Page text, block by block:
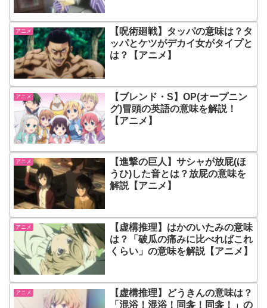
アニメ
【呪術廻戦】タッパの意味は？タ
ッパとケツがデカイ女がタイプと
は？【アニメ】
アニメ
【ブレンド・S】OP(オープニン
グ)冒頭の英語の意味を解説！
【アニメ】
アニメ
【進撃の巨人】サシャが放屁(ほ
うひ)した音とは？放屁の意味を
解説【アニメ】
アニメ
【虚構推理】はかのいたみの意味
は？「破瓜の痛みに比べればこれ
くらい」の意味を解説【アニメ】
アニメ
【虚構推理】どうきんの意味は？
「混浴！混浴！同衾！同衾！」の